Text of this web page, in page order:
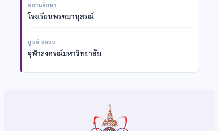
สถานศึกษา
โรงเรียนพรหมานุสรณ์
ศูนย์ สอวน.
จุฬาลงกรณ์มหาวิทยาลัย